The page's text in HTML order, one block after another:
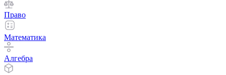
Право
Математика
Алгебра